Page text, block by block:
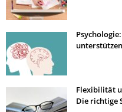
Flexibilität
Die richtige